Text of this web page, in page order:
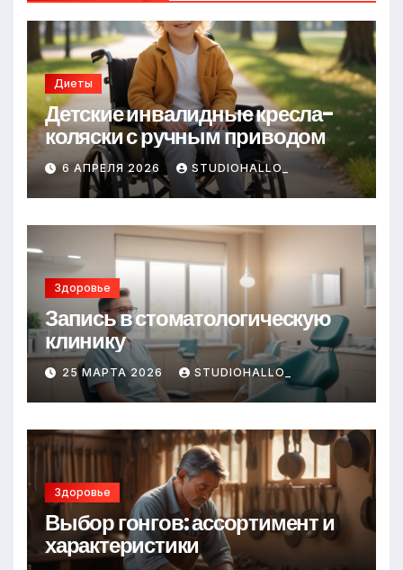
Диеты
Детские инвалидные кресла-
коляски с ручным приводом
6 АПРЕЛЯ 2026 STUDIOHALLO_
Здоровье
Запись в стоматологическую
клинику
25 МАРТА 2026 STUDIOHALLO_
Здоровье
Выбор гонгов: ассортимент и
характеристики